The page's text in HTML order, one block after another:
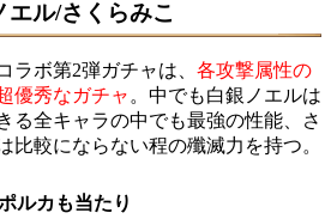
エル/さくらみこ
ラボ第2弾ガチャは、 各攻撃属性の
優秀なガチャ 。中でも白銀ノエルは
る全キャラの中でも最強の性能、さ
比較にならない程の殲滅力を持つ。
ルカも当たり